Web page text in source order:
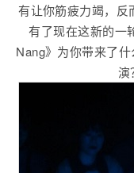
有让你筋疲力竭，反
有了现在这新的一
Nang》为你带来了
演